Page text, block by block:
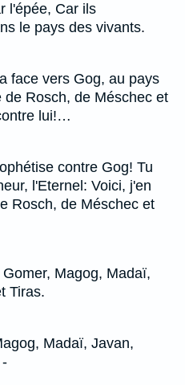
l'épée, Car ils
le pays des vivants.
face vers Gog, au pays
Rosch, de Méschec et
lui!…
contre Gog! Tu
l'Eternel: Voici, j'en
Rosch, de Méschec et
Magog, Madaï,
Tiras.
Madaï, Javan,